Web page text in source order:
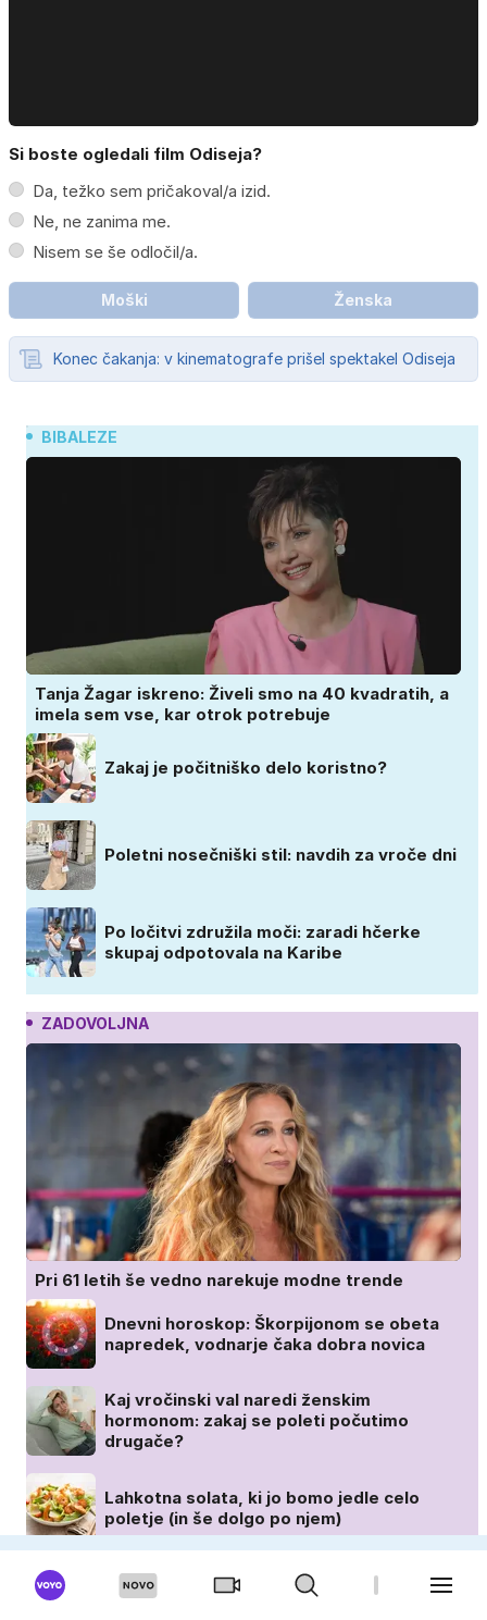
Si boste ogledali film Odiseja?
Da, težko sem pričakoval/a izid.
Ne, ne zanima me.
Nisem se še odločil/a.
Moški Ženska
Konec čakanja: v kinematografe prišel spektakel Odiseja
BIBALEZE
Tanja Žagar iskreno: Živeli smo na 40 kvadratih, a
imela sem vse, kar otrok potrebuje
Zakaj je počitniško delo koristno?
Poletni nosečniški stil: navdih za vroče dni
Po ločitvi združila moči: zaradi hčerke
skupaj odpotovala na Karibe
ZADOVOLJNA
Pri 61 letih še vedno narekuje modne trende
Dnevni horoskop: Škorpijonom se obeta
napredek, vodnarje čaka dobra novica
Kaj vročinski val naredi ženskim
hormonom: zakaj se poleti počutimo
drugače?
Lahkotna solata, ki jo bomo jedle celo
poletje (in še dolgo po njem)
VIZITA